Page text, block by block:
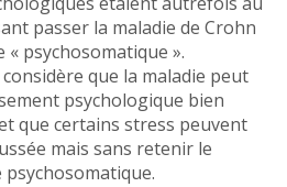
passer la maladie de Crohn
psychosomatique ».
que la maladie peut
psychologique bien
que certains stress peuvent
mais sans retenir le